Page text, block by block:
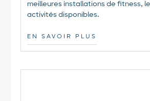
meilleures installations de fitness,
activités disponibles.
EN SAVOIR PLUS